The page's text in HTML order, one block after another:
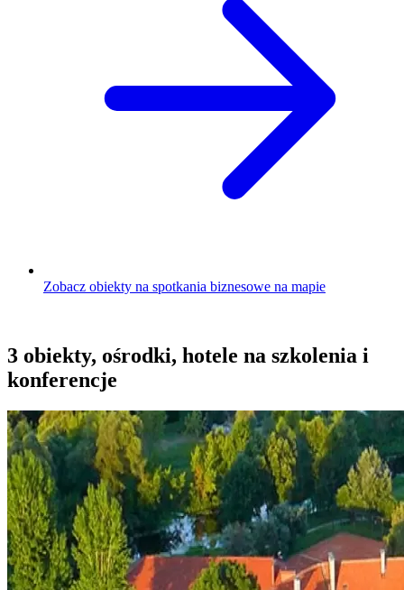
Zobacz obiekty na spotkania biznesowe na mapie
3 obiekty, ośrodki, hotele na szkolenia i
konferencje